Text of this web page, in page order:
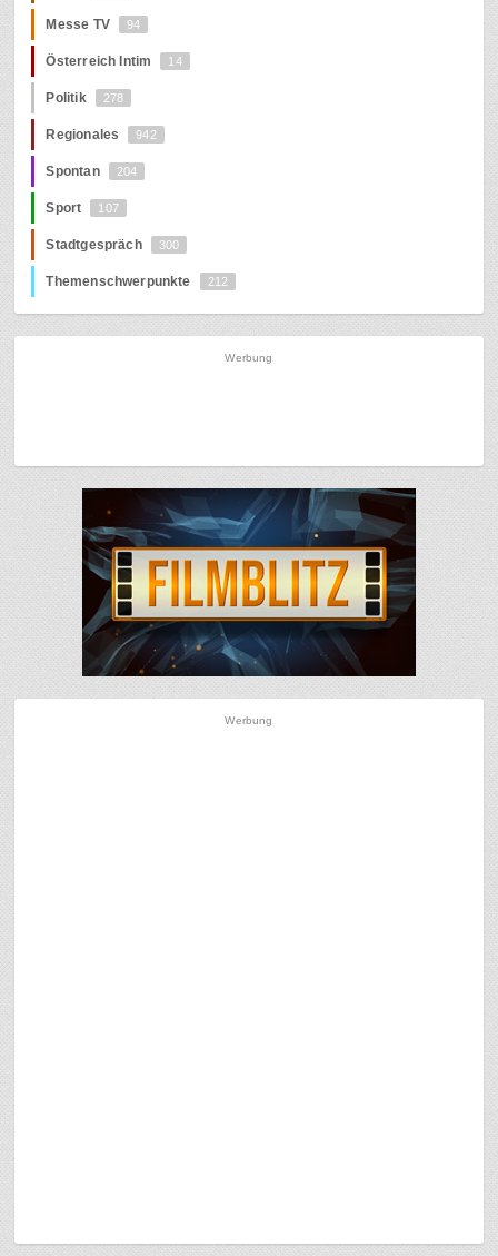
Messe TV 94
Österreich Intim 14
Politik 278
Regionales 942
Spontan 204
Sport 107
Stadtgespräch 300
Themenschwerpunkte 212
Werbung
Werbung